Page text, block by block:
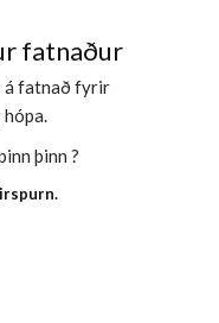
fatnaður
á fatnað fyrir
þinn ?